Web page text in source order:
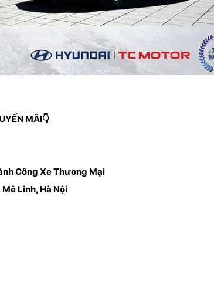
MÃI👇
Công Xe Thương Mại
Linh, Hà Nội